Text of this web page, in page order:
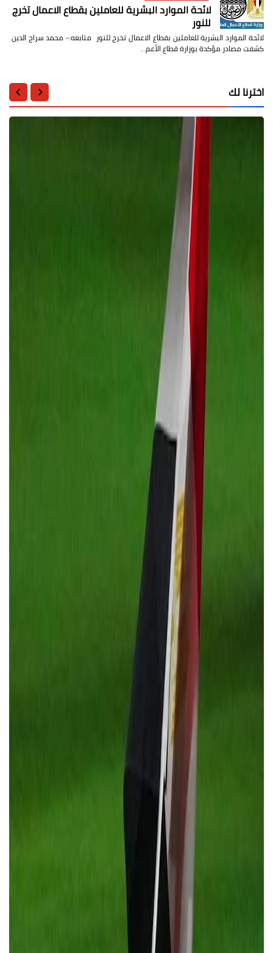
لائحة الموارد البشرية للعاملين بقطاع الاعمال تخرج
للنور
لائحة الموارد البشرية للعاملين بقطاع الاعمال تخرج للنور متابعه:- محمد سراج الدين
كشفت مصادر مؤكدة بوزارة قطاع الأعم…
اخترنا لك